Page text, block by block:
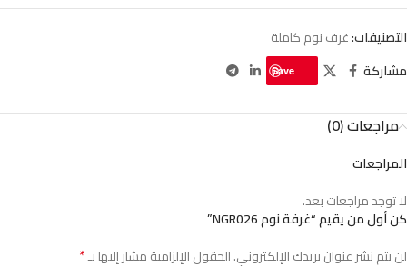
التصنيفات:غرف نوم كاملة
مشاركة
Save
مراجعات (0)
المراجعات
لا توجد مراجعات بعد.
كن أول من يقيم “غرفة نوم NGR026”
لن يتم نشر عنوان بريدك الإلكتروني.الحقول الإلزامية مشار إليها بـ*